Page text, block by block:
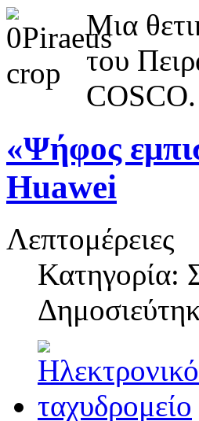
Μια
του
COSCO.
«Ψήφος
Huawei
Λεπτομέρειες